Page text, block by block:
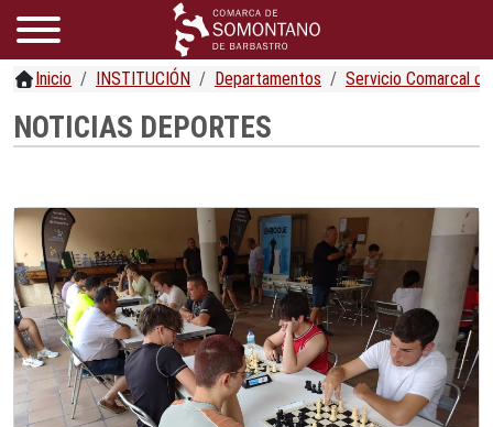
Inicio INSTITUCIÓN Departamentos Servicio Comarcal
NOTICIAS DEPORTES